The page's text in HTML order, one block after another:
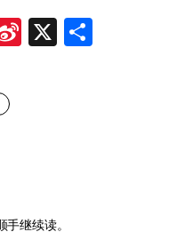
Sina
X
继续读。